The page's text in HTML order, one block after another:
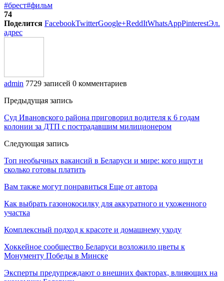
#брест#фильм
74
Поделится FacebookTwitterGoogle+ReddItWhatsAppPinterestЭл.
адрес
admin 7729 записей 0 комментариев
Предыдущая запись
Суд Ивановского района приговорил водителя к 6 годам
колонии за ДТП с пострадавшим милиционером
Следующая запись
Топ необычных вакансий в Беларуси и мире: кого ищут и
сколько готовы платить
Вам также могут понравиться Еще от автора
Как выбрать газонокосилку для аккуратного и ухоженного
участка
Комплексный подход к красоте и домашнему уходу
Хоккейное сообщество Беларуси возложило цветы к
Монументу Победы в Минске
Эксперты предупреждают о внешних факторах, влияющих на